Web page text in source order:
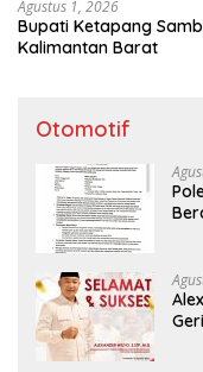
Agustus 1, 2026
Bupati Ketapang
Kalimantan Barat
Otomotif